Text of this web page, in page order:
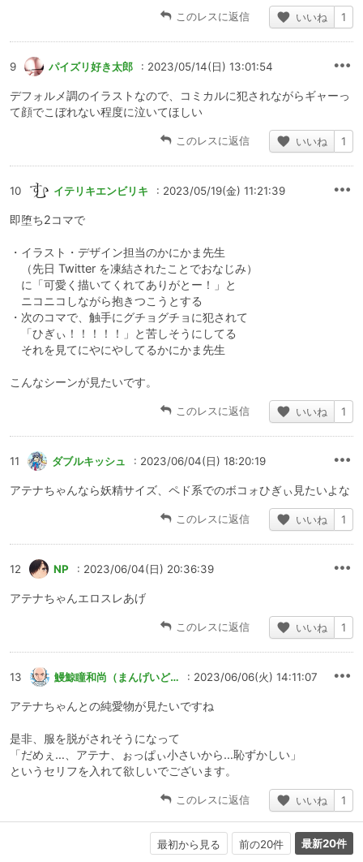
このレスに返信 いいね 1
9 パイズリ好き太郎 : 2023/05/14(日) 13:01:54
デフォルメ調のイラストなので、コミカルに犯されながらギャーっ
て顔でこぼれない程度に泣いてほしい
このレスに返信 いいね 1
10 イテリキエンビリキ : 2023/05/19(金) 11:21:39
即堕ち2コマで
・イラスト・デザイン担当のかにかま先生
（先日 Twitter を凍結されたことでおなじみ）
に「可愛く描いてくれてありがとー！」と
ニコニコしながら抱きつこうとする
・次のコマで、触手にグチョグチョに犯されて
「ひぎぃ！！！！！」と苦しそうにしてる
それを見てにやにやしてるかにかま先生
こんなシーンが見たいです。
このレスに返信 いいね 1
11 ダブルキッシュ : 2023/06/04(日) 18:20:19
アテナちゃんなら妖精サイズ、ペド系でのボコォひぎぃ見たいよな
このレスに返信 いいね 1
12 NP : 2023/06/04(日) 20:36:39
アテナちゃんエロスレあげ
このレスに返信 いいね 1
13 鰻鯨瞳和尚（まんげいどうかずなお） : 2023/06/06(火) 14:11:07
アテナちゃんとの純愛物が見たいですね
是非、服を脱がされそうになって
「だめぇ…、アテナ、ぉっぱぃ小さいから…恥ずかしい」
というセリフを入れて欲しいでございます。
このレスに返信 いいね 1
最初から見る 前の20件 最新20件